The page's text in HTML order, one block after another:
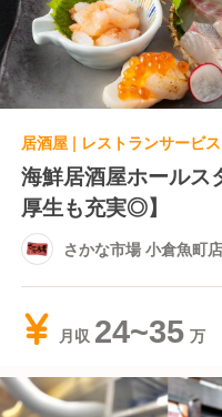
海鮮居酒屋ホールス
厚生も充実◎】
さかな市場 小倉魚町店
月収 24~35